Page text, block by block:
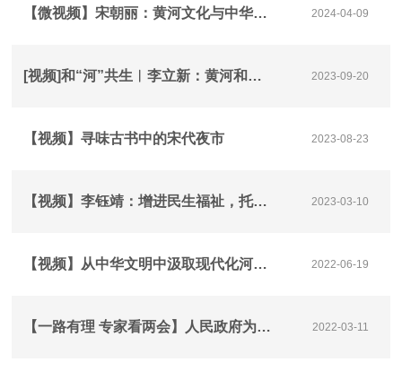
【微视频】宋朝丽：黄河文化与中华民族起源 2024-04-09
[视频]和“河”共生︱李立新：黄河和黄帝是中华民族的文化象征和精神图腾 2023-09-20
【视频】寻味古书中的宋代夜市 2023-08-23
【视频】李钰靖：增进民生福祉，托起百姓稳稳的幸福｜两会热点大家谈 2023-03-10
【视频】从中华文明中汲取现代化河南建设的奋进力量 2022-06-19
【一路有理 专家看两会】人民政府为人民 2022-03-11